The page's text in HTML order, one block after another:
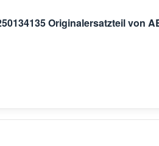
Originalersatzteil von